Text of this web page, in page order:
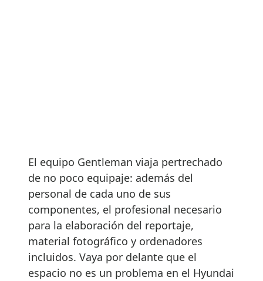
El equipo Gentleman viaja pertrechado
de no poco equipaje: además del
personal de cada uno de sus
componentes, el profesional necesario
para la elaboración del reportaje,
material fotográfico y ordenadores
incluidos. Vaya por delante que el
espacio no es un problema en el Hyundai